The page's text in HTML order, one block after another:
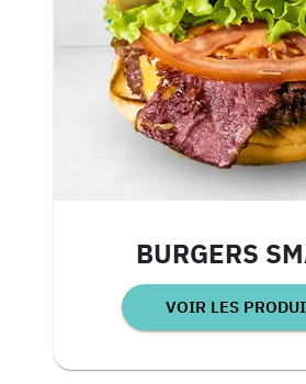
BURGERS
VOIR LES